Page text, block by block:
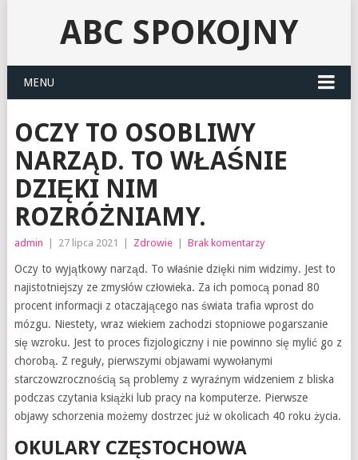
ABC SPOKOJNY
MENU
OCZY TO OSOBLIWY
NARZĄD. TO WŁAŚNIE
DZIĘKI NIM
ROZRÓŻNIAMY.
admin 27 lipca 2021 Zdrowie Brak komentarzy
Oczy to wyjątkowy narząd. To właśnie dzięki nim widzimy. Jest to
najistotniejszy ze zmysłów człowieka. Za ich pomocą ponad 80
procent informacji z otaczającego nas świata trafia wprost do
mózgu. Niestety, wraz wiekiem zachodzi stopniowe pogarszanie
się wzroku. Jest to proces fizjologiczny i nie powinno się mylić go z
chorobą. Z reguły, pierwszymi objawami wywołanymi
starczowzrocznością są problemy z wyraźnym widzeniem z bliska
podczas czytania książki lub pracy na komputerze. Pierwsze
objawy schorzenia możemy dostrzec już w okolicach 40 roku życia.
OKULARY CZĘSTOCHOWA